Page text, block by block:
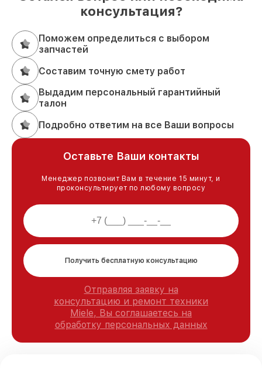
консультация?
Поможем определиться с выбором
запчастей
Составим точную смету работ
Выдадим персональный гарантийный
талон
Подробно ответим на все Ваши вопросы
Оставьте Ваши контакты
Менеджер позвонит Вам в течение 15 минут, и
проконсультирует по любому вопросу
Получить бесплатную консультацию
Отправляя заявку на
консультацию и ремонт техники
Miele, Вы соглашаетесь на
обработку персональных данных